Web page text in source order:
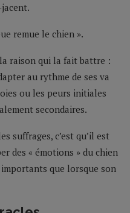
remue le chien ».
raison qui la fait battre :
au rythme de ses va
ou les peurs initiales
secondaires.
suffrages, c’est qu’il est
des « émotions » du chien
que lorsque son